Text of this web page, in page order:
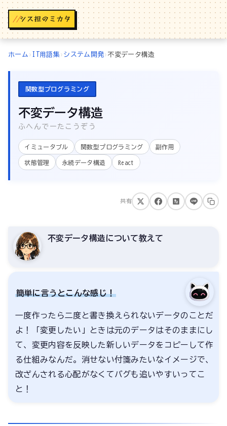
//
ホーム › IT用語集› システム開発› 不変データ構造
関数型プログラミング
不変データ構造
ふへんでーたこうぞう
イミュータブル 関数型プログラミング 副作用
状態管理 永続データ構造 React
共有
不変データ構造について教えて
簡単に言うとこんな感じ！
一度作ったら二度と書き換えられないデータのことだ
よ！「変更したい」ときは元のデータはそのままにし
て、変更内容を反映した新しいデータをコピーして作
る仕組みなんだ。消せない付箋みたいなイメージで、
改ざんされる心配がなくてバグも追いやすいってこ
と！